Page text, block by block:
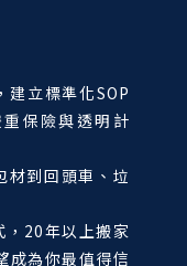
建立標準化SOP
保險與透明計
材到回頭車、垃
，20年以上搬家
成為你最值得信